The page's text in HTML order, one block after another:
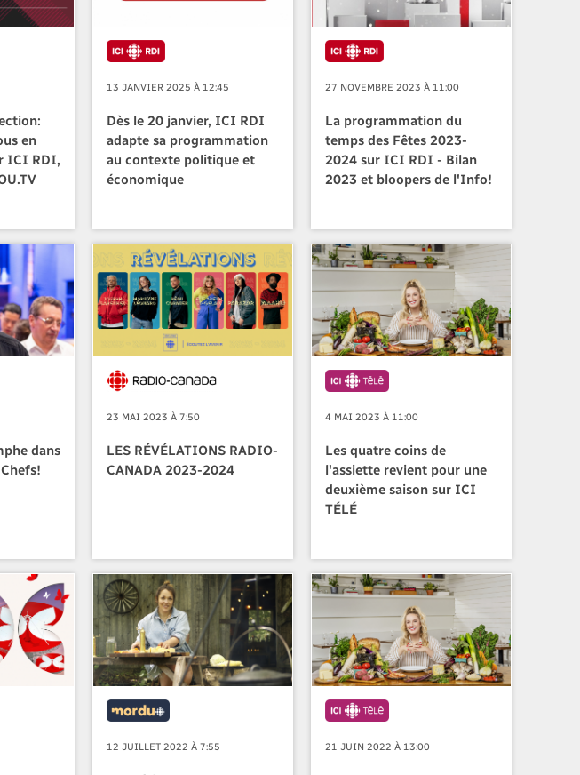
en
ICI RDI,
13 JANVIER 2025 À 12:45
Dès le 20 janvier, ICI RDI
adapte sa programmation
au contexte politique et
économique
27 NOVEMBRE 2023 À 11:00
La programmation du
temps des Fêtes 2023-
2024 sur ICI RDI - Bilan
2023 et bloopers de l'Info!
dans
23 MAI 2023 À 7:50
LES RÉVÉLATIONS RADIO-
CANADA 2023-2024
4 MAI 2023 À 11:00
Les quatre coins de
l'assiette revient pour une
deuxième saison sur ICI
TÉLÉ
12 JUILLET 2022 À 7:55 21 JUIN 2022 À 13:00